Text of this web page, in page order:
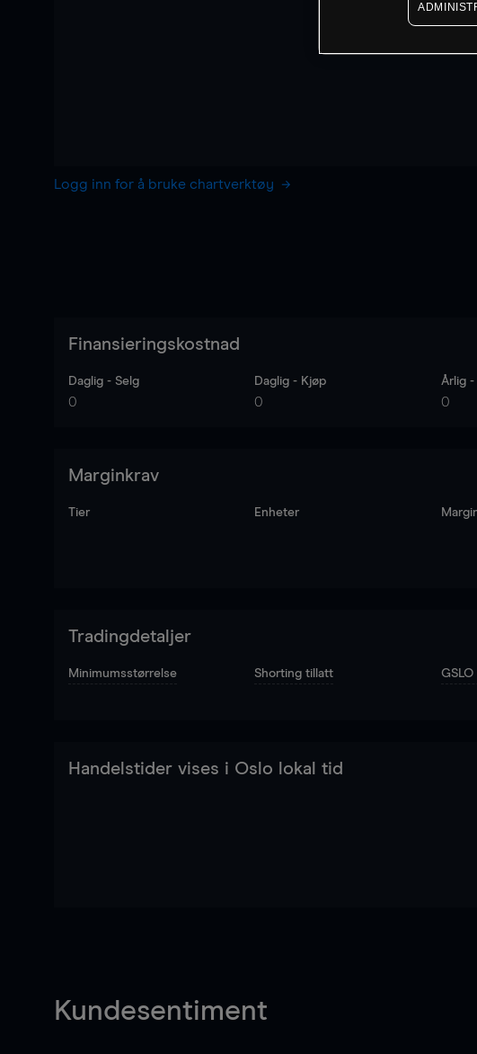
Logg inn for å bruke chartverktøy
Finansieringskostnad
Daglig - Selg
0
Daglig - Kjøp
0
Årlig -
0
Marginkrav
Tier Enheter
Tradingdetaljer
Minimumsstørrelse Shorting tillatt
Handelstider vises i Oslo lokal tid
Kundesentiment